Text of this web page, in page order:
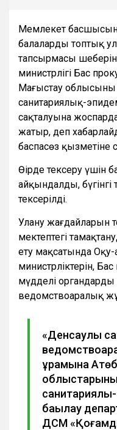
Мемлекет
балалардың топтық
тапсырмасы
министрлігі Бас
Маңғыстау
санитариялық-
сақталуына
жатыр, деп
баспасөз қызметіне
Өңірде тексеру үшін
айқындалды, бүгінгі
тексерілді.
Улану жағдайларын
мектептегі
ету мақсатында Оқу-
министрліктерін,
мүдделі
ведомствоаралық
«Денсаулық
құрамына
бақылау
ДСМ